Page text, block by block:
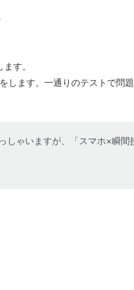
す。
します。一通りのテストで問
しゃいますが、「スマホ×瞬間